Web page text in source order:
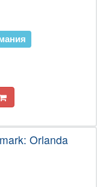
Orlanda